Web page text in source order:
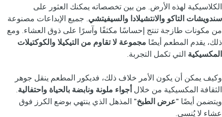
الكلاسيكية لهذه الأرض. من بين تخصصاته يمكنك العثور على
سندويشات التاكو والانتشيلادا والسيفيتشي. جميع الإبداعات مصنوعة
من مكونات طازجة تنتج إحساسًا مكثفًا وآسرًا على ذوق العشاء. ومع
ذلك، يقدم المطعم أيضًا مجموعة لا تقاوم من التيكيلا والكوكتيلات
المكسيكية التي تكمل التجربة.
وكيف يمكن أن يكون الأمر خلاف ذلك، فديكور المطعم ينقل جوهر
الثقافة المكسيكية من خلال أجواء ملونة ونابضة بالحياة واحتفالية.
ويتضمن أيضًا "عرض الطبخ" المذهل الذي ينتهي بوضع الكرز فوق
عشاء لا يُنسى.